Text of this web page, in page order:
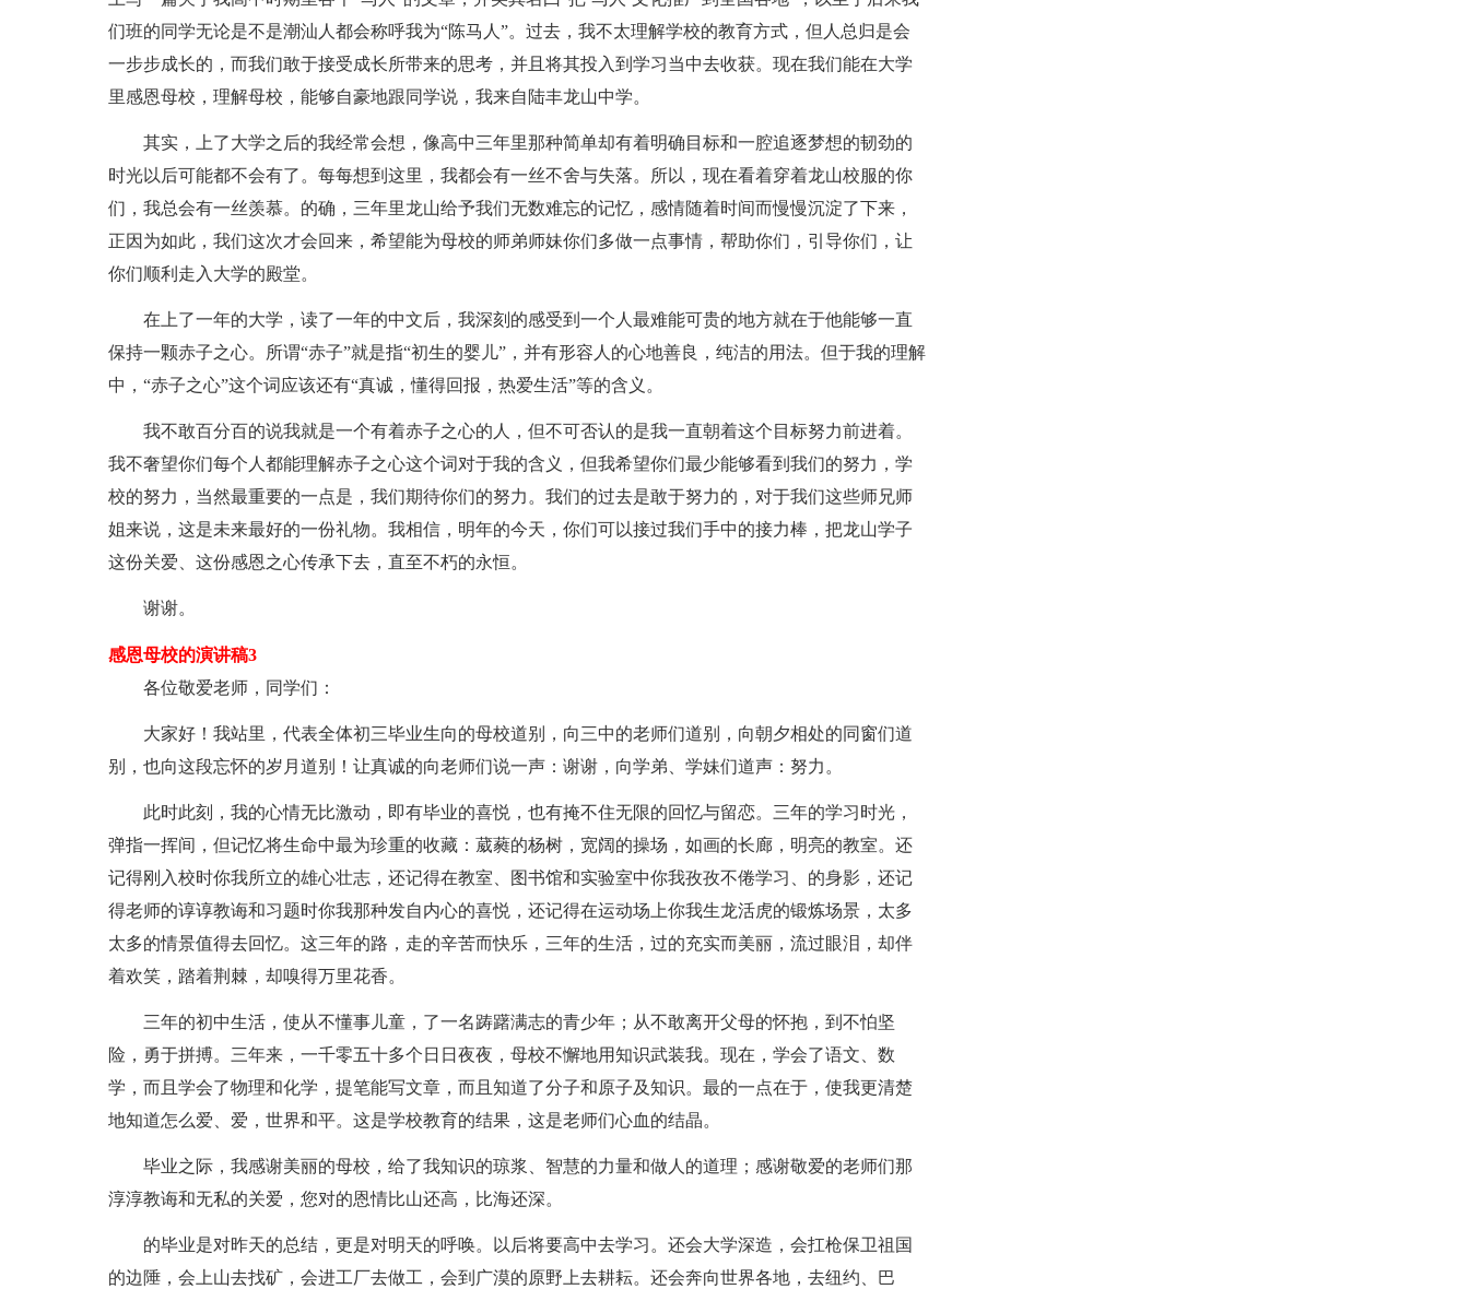
们班的同学无论是不是潮汕人都会称呼我为“陈马人”。过去，我不太理解学校的教育方式，但人总归是会
一步步成长的，而我们敢于接受成长所带来的思考，并且将其投入到学习当中去收获。现在我们能在大学
里感恩母校，理解母校，能够自豪地跟同学说，我来自陆丰龙山中学。
其实，上了大学之后的我经常会想，像高中三年里那种简单却有着明确目标和一腔追逐梦想的韧劲的
时光以后可能都不会有了。每每想到这里，我都会有一丝不舍与失落。所以，现在看着穿着龙山校服的你
们，我总会有一丝羡慕。的确，三年里龙山给予我们无数难忘的记忆，感情随着时间而慢慢沉淀了下来，
正因为如此，我们这次才会回来，希望能为母校的师弟师妹你们多做一点事情，帮助你们，引导你们，让
你们顺利走入大学的殿堂。
在上了一年的大学，读了一年的中文后，我深刻的感受到一个人最难能可贵的地方就在于他能够一直
保持一颗赤子之心。所谓“赤子”就是指“初生的婴儿”，并有形容人的心地善良，纯洁的用法。但于我的理解
中，“赤子之心”这个词应该还有“真诚，懂得回报，热爱生活”等的含义。
我不敢百分百的说我就是一个有着赤子之心的人，但不可否认的是我一直朝着这个目标努力前进着。
我不奢望你们每个人都能理解赤子之心这个词对于我的含义，但我希望你们最少能够看到我们的努力，学
校的努力，当然最重要的一点是，我们期待你们的努力。我们的过去是敢于努力的，对于我们这些师兄师
姐来说，这是未来最好的一份礼物。我相信，明年的今天，你们可以接过我们手中的接力棒，把龙山学子
这份关爱、这份感恩之心传承下去，直至不朽的永恒。
谢谢。
感恩母校的演讲稿3
各位敬爱老师，同学们：
大家好！我站里，代表全体初三毕业生向的母校道别，向三中的老师们道别，向朝夕相处的同窗们道
别，也向这段忘怀的岁月道别！让真诚的向老师们说一声：谢谢，向学弟、学妹们道声：努力。
此时此刻，我的心情无比激动，即有毕业的喜悦，也有掩不住无限的回忆与留恋。三年的学习时光，
弹指一挥间，但记忆将生命中最为珍重的收藏：葳蕤的杨树，宽阔的操场，如画的长廊，明亮的教室。还
记得刚入校时你我所立的雄心壮志，还记得在教室、图书馆和实验室中你我孜孜不倦学习、的身影，还记
得老师的谆谆教诲和习题时你我那种发自内心的喜悦，还记得在运动场上你我生龙活虎的锻炼场景，太多
太多的情景值得去回忆。这三年的路，走的辛苦而快乐，三年的生活，过的充实而美丽，流过眼泪，却伴
着欢笑，踏着荆棘，却嗅得万里花香。
三年的初中生活，使从不懂事儿童，了一名踌躇满志的青少年；从不敢离开父母的怀抱，到不怕坚
险，勇于拼搏。三年来，一千零五十多个日日夜夜，母校不懈地用知识武装我。现在，学会了语文、数
学，而且学会了物理和化学，提笔能写文章，而且知道了分子和原子及知识。最的一点在于，使我更清楚
地知道怎么爱、爱，世界和平。这是学校教育的结果，这是老师们心血的结晶。
毕业之际，我感谢美丽的母校，给了我知识的琼浆、智慧的力量和做人的道理；感谢敬爱的老师们那
淳淳教诲和无私的关爱，您对的恩情比山还高，比海还深。
的毕业是对昨天的总结，更是对明天的呼唤。以后将要高中去学习。还会大学深造，会扛枪保卫祖国
的边陲，会上山去找矿，会进工厂去做工，会到广漠的原野上去耕耘。还会奔向世界各地，去纽约、巴